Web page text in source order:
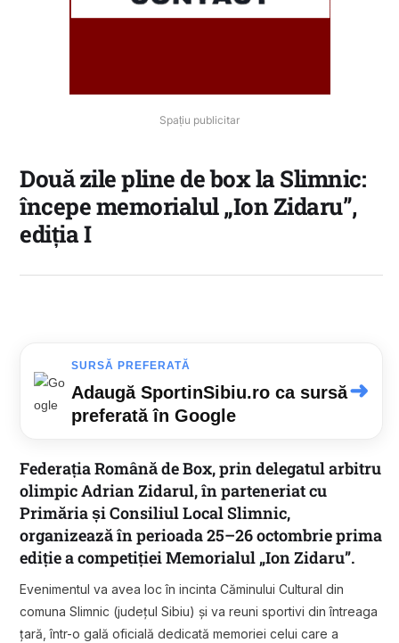
Spațiu publicitar
Două zile pline de box la Slimnic:
începe memorialul „Ion Zidaru”,
ediția I
SURSĂ PREFERATĂ
Adaugă SportinSibiu.ro ca sursă
preferată în Google
➜
Federația Română de Box, prin delegatul arbitru
olimpic Adrian Zidarul, în parteneriat cu
Primăria și Consiliul Local Slimnic,
organizează în perioada 25–26 octombrie prima
ediție a competiției Memorialul „Ion Zidaru”.
Evenimentul va avea loc în incinta Căminului Cultural din
comuna Slimnic (județul Sibiu) și va reuni sportivi din întreaga
țară, într-o gală oficială dedicată memoriei celui care a